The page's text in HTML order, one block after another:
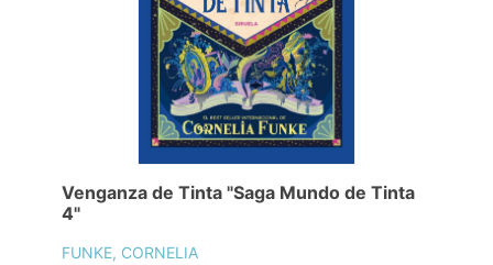
Venganza de Tinta "Saga Mundo de Tinta
4"
FUNKE, CORNELIA